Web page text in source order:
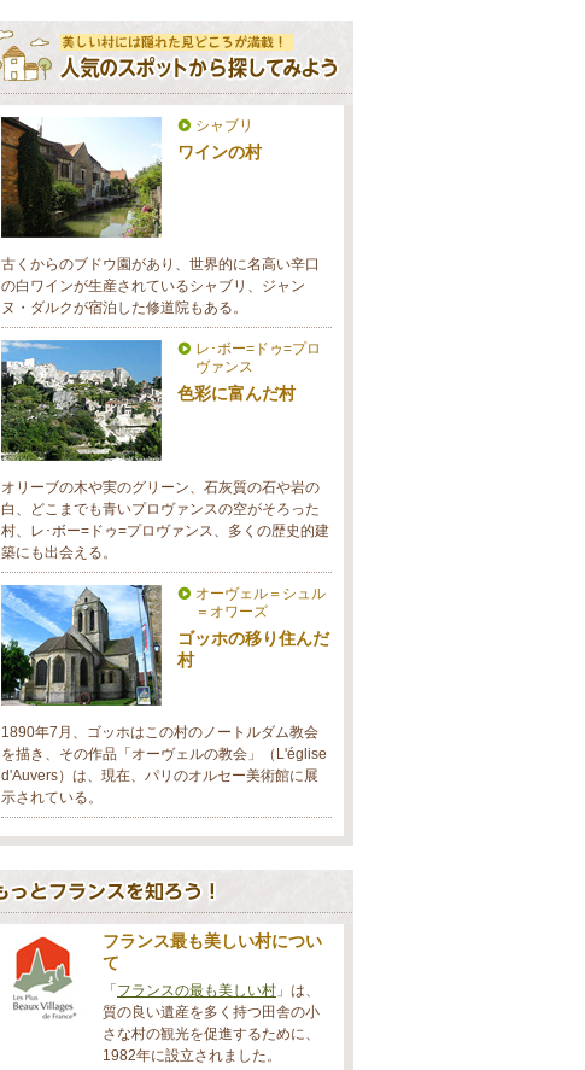
シャブリ
ワインの村
古くからのブドウ園があり、世界的に名高い辛口
の白ワインが 生産されているシャブリ、ジャン
ヌ・ダルクが宿泊した修道院もある。
レ･ボー=ドゥ=プロ
ヴァンス
色彩に富んだ村
オリーブの木や実のグリーン、石灰質の石や岩の
白、どこまでも青いプロヴァンスの空がそろった
村、レ･ボー=ドゥ=プロヴァンス、多くの歴史的建
築にも出会える。
オーヴェル＝シュル
＝オワーズ
ゴッホの移り住んだ
村
1890年7月、ゴッホはこの村のノートルダム教会
を描き、その作品「オーヴェルの教会」（L'église
d'Auvers）は、現在、パリのオルセー美術館に展
示されている。
フランス最も美しい村につい
て
「 フランスの最も美しい村 」は、
質の良い遺産を多く持つ田舎の小
さな村の観光を促進するために、
1982年に設立されました。